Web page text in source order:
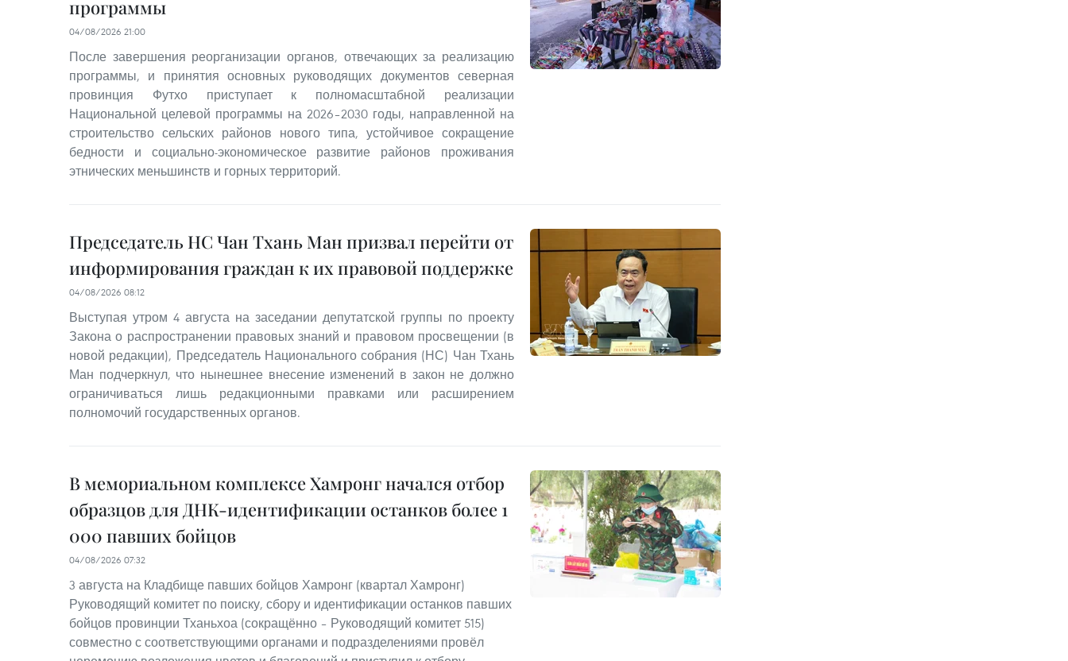
программы
04/08/2026 21:00
После завершения реорганизации органов, отвечающих за реализацию
программы, и принятия основных руководящих документов северная
провинция Футхо приступает к полномасштабной реализации
Национальной целевой программы на 2026–2030 годы, направленной на
строительство сельских районов нового типа, устойчивое сокращение
бедности и социально-экономическое развитие районов проживания
этнических меньшинств и горных территорий.
Председатель НС Чан Тхань Ман призвал перейти от
информирования граждан к их правовой поддержке
04/08/2026 08:12
Выступая утром 4 августа на заседании депутатской группы по проекту
Закона о распространении правовых знаний и правовом просвещении (в
новой редакции), Председатель Национального собрания (НС) Чан Тхань
Ман подчеркнул, что нынешнее внесение изменений в закон не должно
ограничиваться лишь редакционными правками или расширением
полномочий государственных органов.
В мемориальном комплексе Хамронг начался отбор
образцов для ДНК-идентификации останков более 1
000 павших бойцов
04/08/2026 07:32
3 августа на Кладбище павших бойцов Хамронг (квартал Хамронг)
Руководящий комитет по поиску, сбору и идентификации останков павших
бойцов провинции Тханьхоа (сокращённо – Руководящий комитет 515)
совместно с соответствующими органами и подразделениями провёл